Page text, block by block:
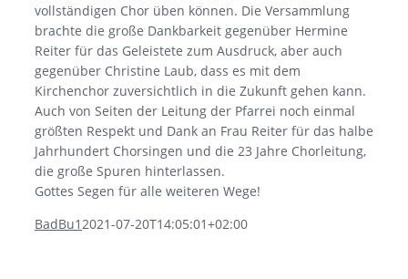
vollständigen Chor üben können. Die Versammlung
brachte die große Dankbarkeit gegenüber Hermine
Reiter für das Geleistete zum Ausdruck, aber auch
gegenüber Christine Laub, dass es mit dem
Kirchenchor zuversichtlich in die Zukunft gehen kann.
Auch von Seiten der Leitung der Pfarrei noch einmal
größten Respekt und Dank an Frau Reiter für das halbe
Jahrhundert Chorsingen und die 23 Jahre Chorleitung,
die große Spuren hinterlassen.
Gottes Segen für alle weiteren Wege!
BadBu1 2021-07-20T14:05:01+02:00